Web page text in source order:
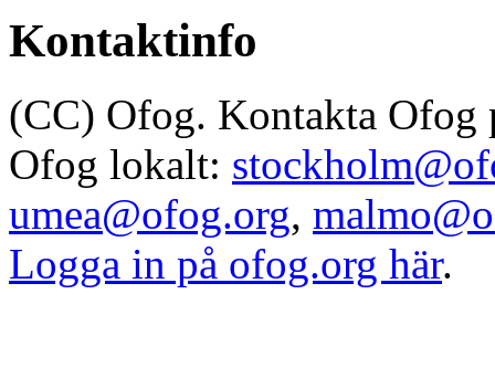
Kontaktinfo
(CC) Ofog. Kontakta Ofog
Ofog lokalt:
umea@ofog.org,
Logga in på ofog.org här.